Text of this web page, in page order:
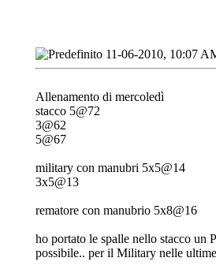
11-06-2010, 10:07
Allenamento di mercoledì
stacco 5@72
3@62
5@67
military con manubri 5x5@14
3x5@13
rematore con manubrio 5x8@16
ho portato le spalle nello stacco un
possibile.. per il Military nelle